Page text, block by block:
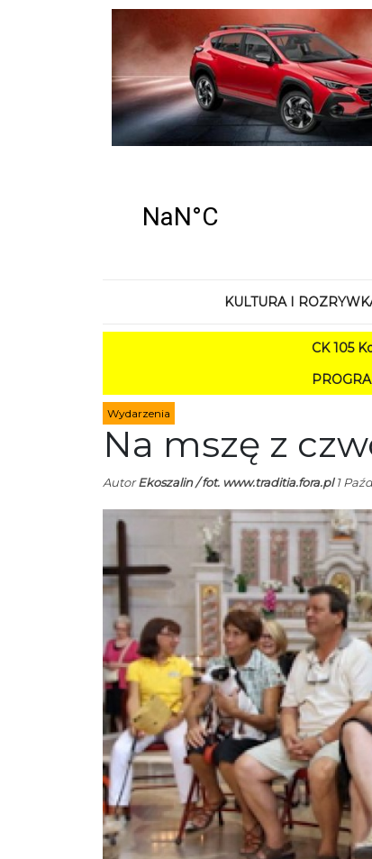
KULTURA I
CK 105 Koszalin -
PROGRAM: Lato w
Wydarzenia
Na mszę z
AutorEkoszalin / fot. www.traditia.fora.pl1